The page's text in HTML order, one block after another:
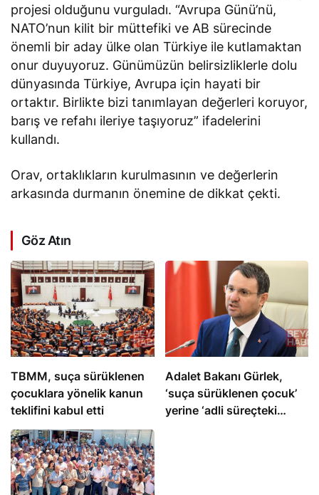
projesi olduğunu vurguladı. “Avrupa Günü’nü,
NATO’nun kilit bir müttefiki ve AB sürecinde
önemli bir aday ülke olan Türkiye ile kutlamaktan
onur duyuyoruz. Günümüzün belirsizliklerle dolu
dünyasında Türkiye, Avrupa için hayati bir
ortaktır. Birlikte bizi tanımlayan değerleri koruyor,
barış ve refahı ileriye taşıyoruz” ifadelerini
kullandı.
Orav, ortaklıkların kurulmasının ve değerlerin
arkasında durmanın önemine de dikkat çekti.
Göz Atın
TBMM, suça sürüklenen
çocuklara yönelik kanun
teklifini kabul etti
Adalet Bakanı Gürlek,
‘suça sürüklenen çocuk’
yerine ‘adli süreçteki